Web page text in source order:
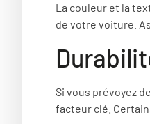
La couleur et la
de votre voiture.
Si vous prévoyez
facteur clé.